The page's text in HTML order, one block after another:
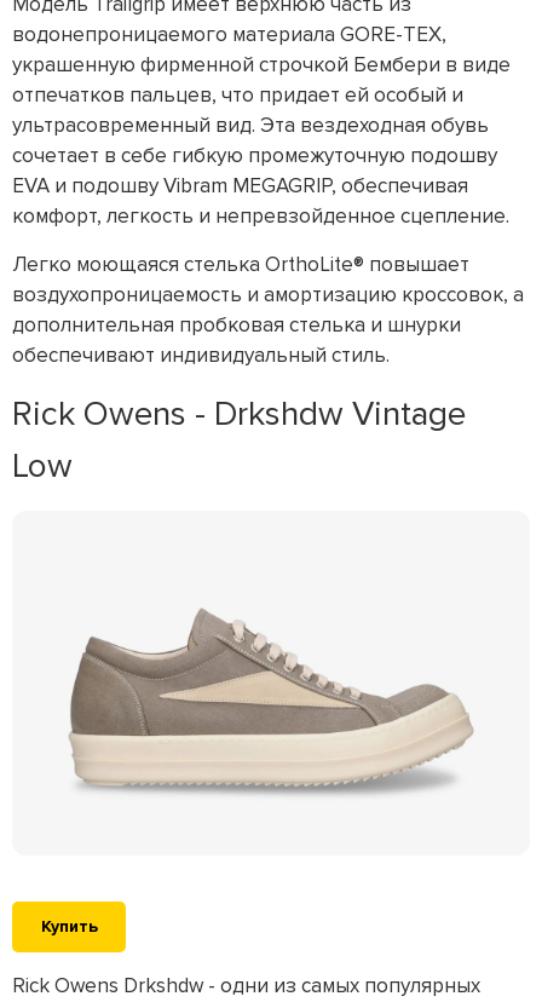
водонепроницаемого материала GORE-TEX,
украшенную фирменной строчкой Бембери в виде
отпечатков пальцев, что придает ей особый и
ультрасовременный вид. Эта вездеходная обувь
сочетает в себе гибкую промежуточную подошву
EVA и подошву Vibram MEGAGRIP, обеспечивая
комфорт, легкость и непревзойденное сцепление.
Легко моющаяся стелька OrthoLite® повышает
воздухопроницаемость и амортизацию кроссовок, а
дополнительная пробковая стелька и шнурки
обеспечивают индивидуальный стиль.
Rick Owens - Drkshdw Vintage
Low
Купить
Rick Owens Drkshdw - одни из самых популярных